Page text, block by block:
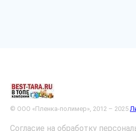
© ООО «Пленка-полимер», 2012 – 2025
Согласие на обработку